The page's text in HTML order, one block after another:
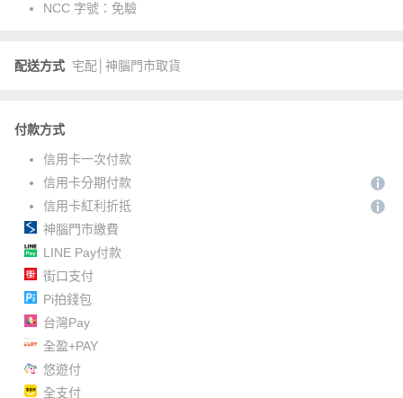
NCC 字號： 免驗
配送方式 宅配│神腦門市取貨
付款方式
信用卡一次付款
信用卡分期付款
信用卡紅利折抵
神腦門市繳費
LINE Pay付款
街口支付
Pi拍錢包
台灣Pay
全盈+PAY
悠遊付
全支付